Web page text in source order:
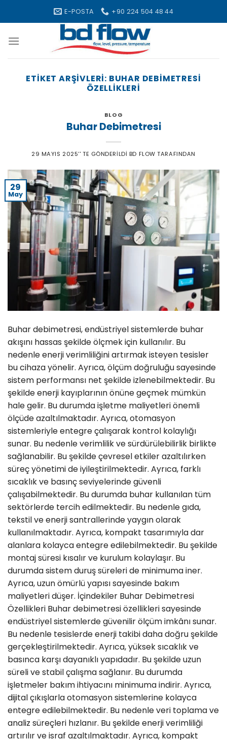
E-POSTA +90 224 504 48 44
ETIKET ARŞIVLERI: BUHAR DEBIMETRESI
ÖZELLIKLERI
BLOG
Buhar Debimetresi
29 MAYIS 2025’' TE GÖNDERILDI BD FLOW TARAFINDAN
29
May
Buhar debimetresi, endüstriyel sistemlerde buhar
akışını hassas şekilde ölçmek için kullanılır. Bu
nedenle enerji verimliliğini artırmak isteyen tesisler
bu cihaza yönelir. Ayrıca, ölçüm doğruluğu sayesinde
sistem performansı net şekilde izlenebilmektedir. Bu
şekilde enerji kayıplarının önüne geçmek mümkün
hale gelir. Bu durumda işletme maliyetleri önemli
ölçüde azaltılmaktadır. Ayrıca, otomasyon
sistemleriyle entegre çalışarak kontrol kolaylığı
sunar. Bu nedenle verimlilik ve sürdürülebilirlik birlikte
sağlanabilir. Bu şekilde çevresel etkiler azaltılırken
süreç yönetimi de iyileştirilmektedir. Ayrıca, farklı
sıcaklık ve basınç seviyelerinde güvenli
çalışabilmektedir. Bu durumda buhar kullanılan tüm
sektörlerde tercih edilmektedir. Bu nedenle gıda,
tekstil ve enerji santrallerinde yaygın olarak
kullanılmaktadır. Ayrıca, kompakt tasarımıyla dar
alanlara kolayca entegre edilebilmektedir. Bu şekilde
montaj süresi kısalır ve kurulum kolaylaşır. Bu
durumda sistem duruş süreleri de minimuma iner.
Ayrıca, uzun ömürlü yapısı sayesinde bakım
maliyetleri düşer. İçindekiler Buhar Debimetresi
Özellikleri Buhar debimetresi özellikleri sayesinde
endüstriyel sistemlerde güvenilir ölçüm imkânı sunar.
Bu nedenle tesislerde enerji takibi daha doğru şekilde
gerçekleştirilmektedir. Ayrıca, yüksek sıcaklık ve
basınca karşı dayanıklı yapıdadır. Bu şekilde uzun
süreli ve stabil çalışma sağlanır. Bu durumda
işletmeler bakım ihtiyacını minimuma indirir. Ayrıca,
dijital çıkışlarla otomasyon sistemlerine kolayca
entegre edilebilmektedir. Bu nedenle veri toplama ve
analiz süreçleri hızlanır. Bu şekilde enerji verimliliği
artırılır ve israf azaltılmaktadır. Ayrıca, kompakt